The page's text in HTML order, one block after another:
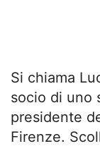
Si chiama
socio di uno
presidente
Firenze.